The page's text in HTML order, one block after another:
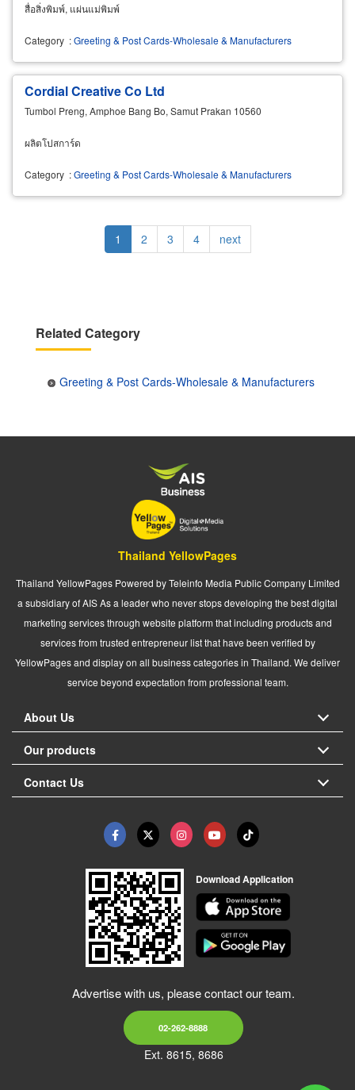
สื่อสิ่งพิมพ์, แผ่นแม่พิมพ์
Category :Greeting & Post Cards-Wholesale & Manufacturers
Cordial Creative Co Ltd
Tumbol Preng, Amphoe Bang Bo, Samut Prakan 10560
ผลิตโปสการ์ด
Category :Greeting & Post Cards-Wholesale & Manufacturers
Current
page
1 Page
2 Page
3 Page
4
Next
page
next
Related Category
Greeting & Post Cards-Wholesale & Manufacturers
Thailand YellowPages
Thailand YellowPages Powered by Teleinfo Media Public Company Limited
a subsidiary of AIS As a leader who never stops developing the best digital
marketing services through website platform that including products and
services from trusted entrepreneur list that have been verified by
YellowPages and display on all business categories in Thailand. We deliver
service beyond expectation from professional team.
About Us
Our products
Contact Us
Download Application
Advertise with us, please contact our team.
02-262-8888
Ext. 8615, 8686